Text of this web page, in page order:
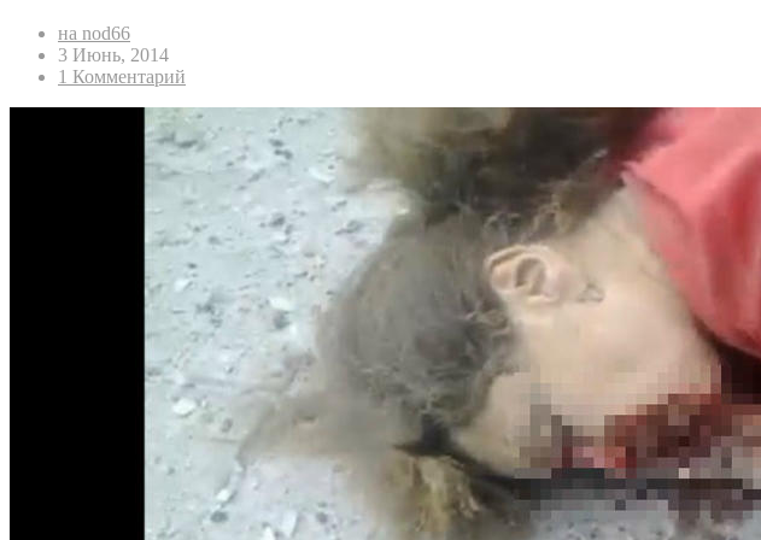
на nod66
3 Июнь, 2014
1 Комментарий